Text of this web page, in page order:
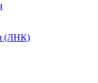
(ЛНК)